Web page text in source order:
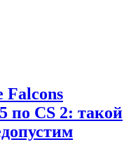
Falcons
по CS 2: такой